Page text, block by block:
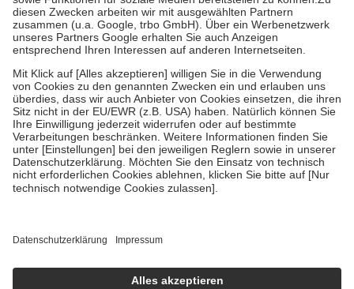
Zuzahlung zehn Prozent der Kosten sowie zehn Euro je
Verordnung.
Um das Engagement der Versicherten für ihre eigene Gesundheit zu
stärken und die besondere Stellung der Familie zu unterstützen,
fallenkeine Zuzahlungenan bei:
• Kindern und Jugendlichen bis zum vollendeten 18. Lebensjahr
mit Ausnahme der Fahrkosten
• Untersuchungen zur Vorsorge und Früherkennung, die von der
GKV getragen werden
• empfohlenen Schutzimpfungen
• Harn- und Blutteststreifen
getroffen, um sicherzustellen, dass es sich um echte Bewertungen
https://help.etrusted.com/hc/de/articles/4419944605341